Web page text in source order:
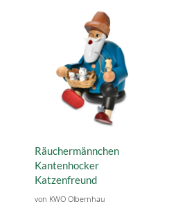
Räuchermännchen
Kantenhocker
Katzenfreund
von KWO Olbernhau